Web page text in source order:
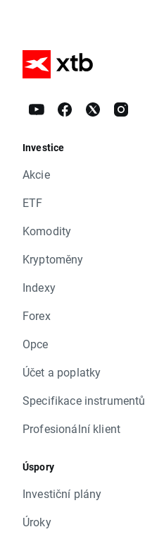
Investice
Akcie
ETF
Komodity
Kryptoměny
Indexy
Forex
Opce
Účet a poplatky
Specifikace instrumentů
Profesionální klient
Úspory
Investiční plány
Úroky